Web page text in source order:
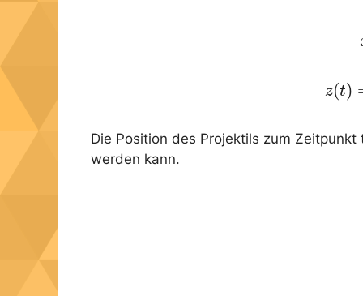
z(t)
(6)
Die Position des Projektils zum
werden kann.